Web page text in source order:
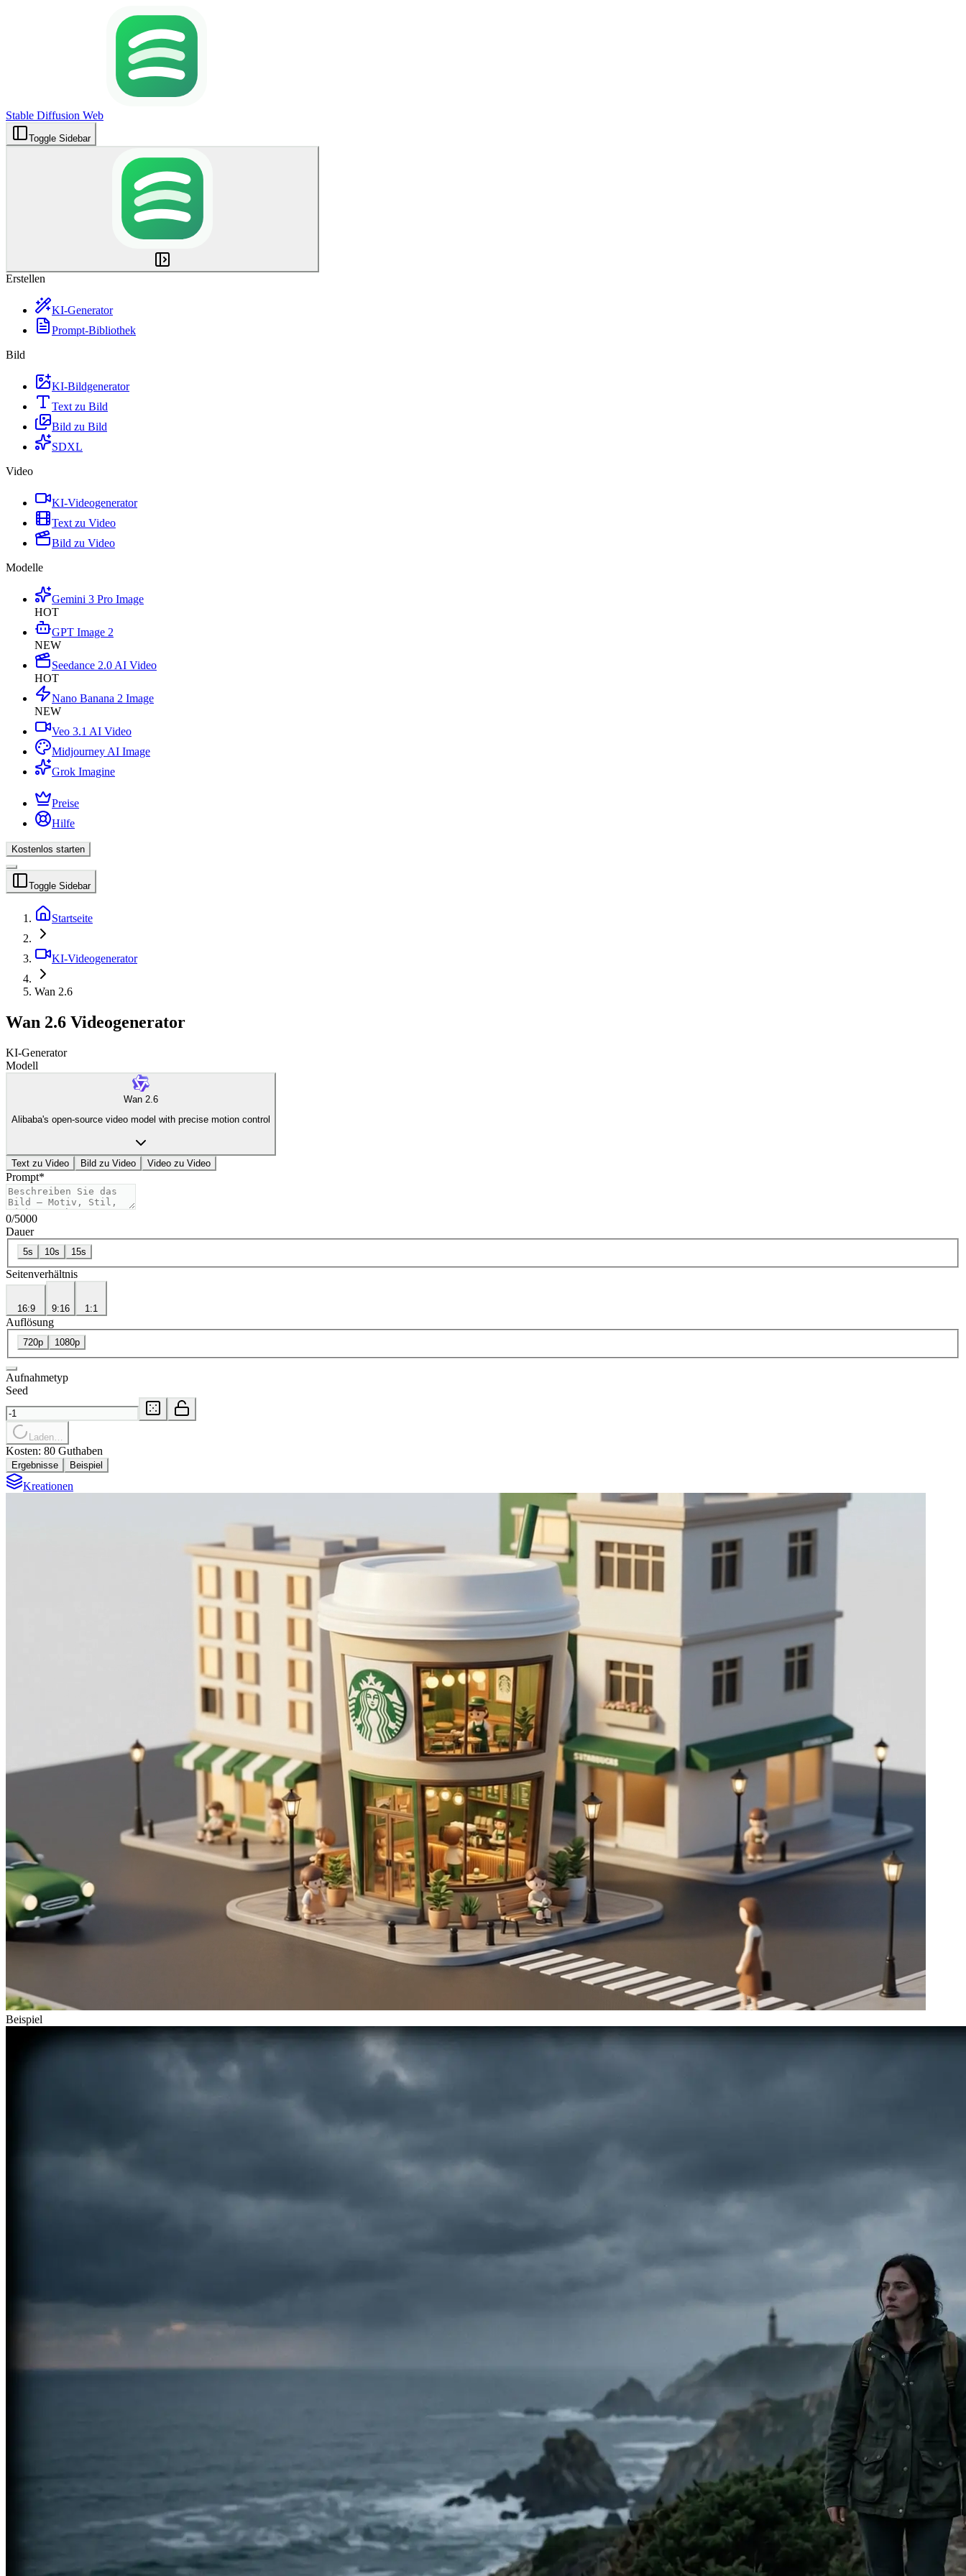
Stable Diffusion Web
Toggle Sidebar
Erstellen
KI-Generator
Prompt-Bibliothek
Bild
KI-Bildgenerator
Text zu Bild
Bild zu Bild
SDXL
Video
KI-Videogenerator
Text zu Video
Bild zu Video
Modelle
Gemini 3 Pro Image
HOT
GPT Image 2
NEW
Seedance 2.0 AI Video
HOT
Nano Banana 2 Image
NEW
Veo 3.1 AI Video
Midjourney AI Image
Grok Imagine
Preise
Hilfe
Kostenlos starten
Toggle Sidebar
Startseite
KI-Videogenerator
Wan 2.6
Wan 2.6 Videogenerator
KI-Generator
Modell
Wan 2.6
Alibaba's open-source video model with precise motion control
Text zu Video Bild zu Video Video zu Video
Prompt*
0/5000
Dauer
5s 10s 15s
Seitenverhältnis
16:9 9:16 1:1
Auflösung
720p 1080p
Aufnahmetyp
Seed
Laden…
Kosten: 80 Guthaben
Ergebnisse Beispiel
Kreationen
Beispiel